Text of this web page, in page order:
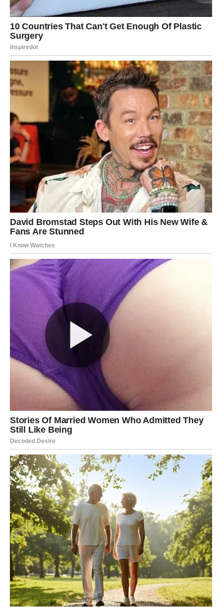
BONUS:
OBLATNE SA BANANICAMA ZA 10 MINUTA NAJLJEPŠI
RECEPT KOJI JE NAPISAN ZA OBLATNE
POTREBNI SASTOJCI:
2 lista vafla
8 kremastih banana
Potrebno za fil:
200 ml vode
250 g margarina
100 g čokolade
250 g mljevenog keksa
250 g seckanih oraha